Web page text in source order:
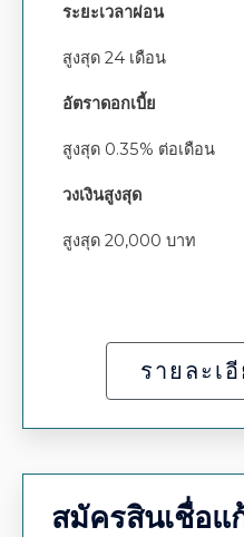
ระยะเวลาผ่อน
สูงสุด 24 เดือน
อัตราดอกเบี้ย
สูงสุด 0.35% ต่อเดือน
วงเงินสูงสุด
สูงสุด 20,000 บาท
รายละเ
สมัครสินเชื่อแ